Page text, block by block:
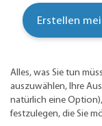
Erstellen
Alles, was Sie tun
auszuwählen, Ihre
natürlich eine
festzulegen, die Sie